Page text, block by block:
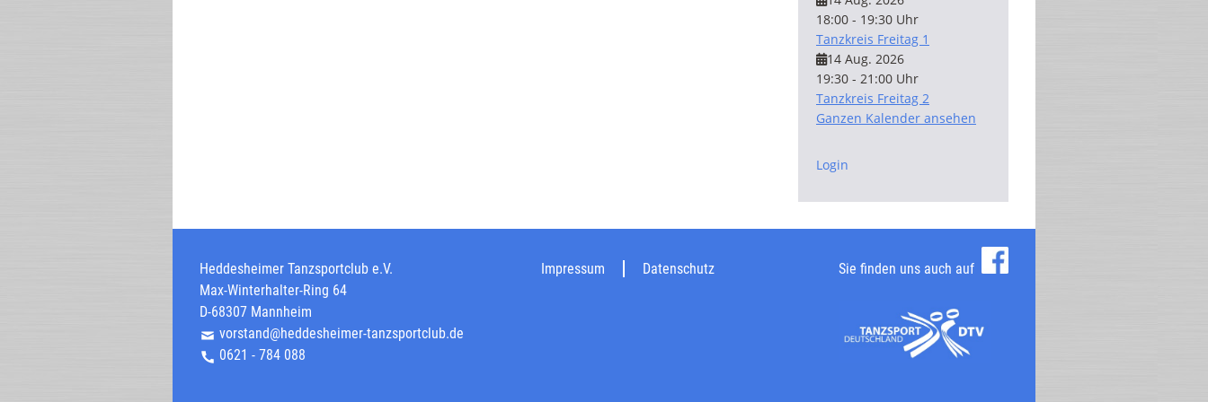
18:00 - 19:30 Uhr
Tanzkreis Freitag 1
14 Aug. 2026
19:30 - 21:00 Uhr
Tanzkreis Freitag 2
Ganzen Kalender ansehen
Login
Heddesheimer Tanzsportclub e.V.
Max-Winterhalter-Ring 64
D-68307 Mannheim
vorstand@heddesheimer-tanzsportclub.de
0621 - 784 088
Impressum Datenschutz Sie finden uns auch auf